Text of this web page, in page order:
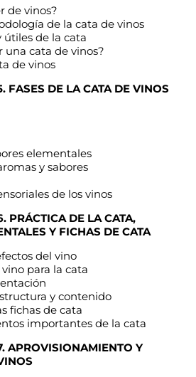
de vinos?
de la cata de vinos
de la cata
una cata de vinos?
de vinos
FASES DE LA CATA DE VINOS
elementales
y sabores
de los vinos
PRÁCTICA DE LA CATA,
Y FICHAS DE CATA
del vino
para la cata
y contenido
fichas de cata
importantes de la cata
APROVISIONAMIENTO Y